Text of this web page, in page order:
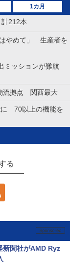
1カ月
212本
やめて」 生産者を
ミッションが難航
流拠点 関西最大
に 70以上の機能を
る
新聞社がAMD Ryz